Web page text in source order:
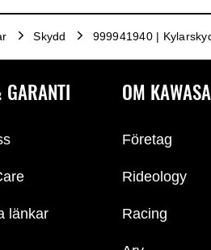
Skydd 999941940 |
GARANTI
länkar
OM
Företag
Rideology
Racing